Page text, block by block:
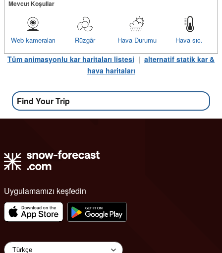
Mevcut Koşullar
Hava sıc.
Hava Durumu
Rüzgâr
Web kameraları
Tüm animasyonlu kar haritaları listesi | alternatif statik kar &
hava haritaları
Find Your Trip
Uygulamamızı keşfedin